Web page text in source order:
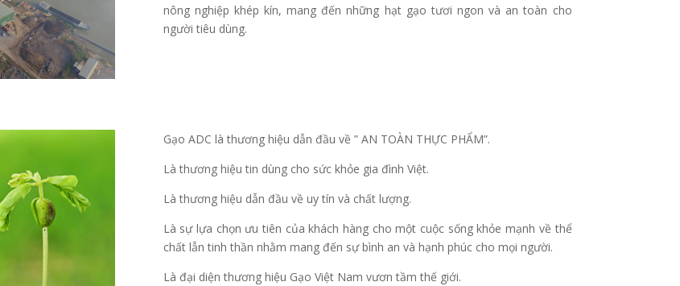
nông nghiệp khép kín, mang đến những hạt gạo tươi ngon và an toàn cho
người tiêu dùng.
Gạo ADC là thương hiệu dẫn đầu về ” AN TOÀN THỰC PHẨM”.
Là thương hiệu tin dùng cho sức khỏe gia đình Việt.
Là thương hiệu dẫn đầu về uy tín và chất lượng.
Là sự lựa chọn ưu tiên của khách hàng cho một cuộc sống khỏe mạnh về thể
chất lẫn tinh thần nhằm mang đến sự bình an và hạnh phúc cho mọi người.
Là đại diện thương hiệu Gạo Việt Nam vươn tầm thế giới.